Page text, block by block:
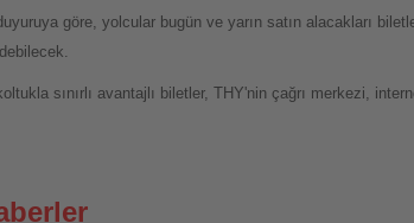
göre, yolcular bugün ve yarın satın alacakları
sınırlı avantajlı biletler, THY'nin çağrı merkezi,